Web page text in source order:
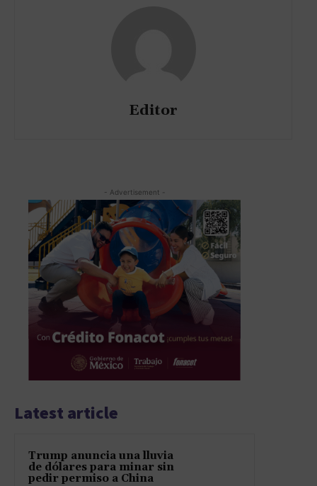
Editor
- Advertisement -
Latest article
Trump anuncia una lluvia
de dólares para minar sin
pedir permiso a China